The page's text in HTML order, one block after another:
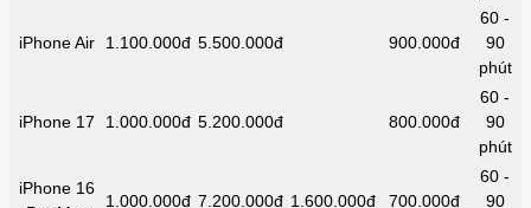
iPhone Air 1.100.000đ 5.500.000đ 900.000đ
60 -
90
phút
iPhone 17 1.000.000đ 5.200.000đ 800.000đ
60 -
90
phút
iPhone 16
1.000.000đ 7.200.000đ 1.600.000đ 700.000đ
60 -
90